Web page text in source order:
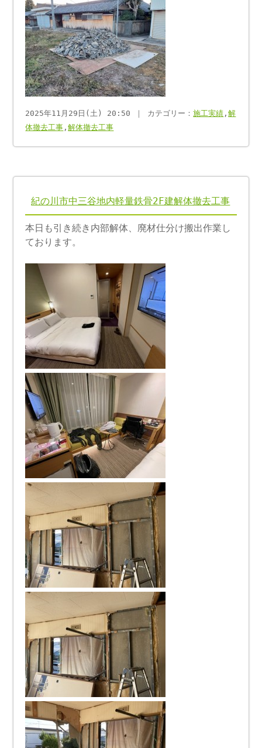
2025年11月29日(土) 20:50 ｜ カテゴリー：施工実績 ,解
体撤去工事 ,解体撤去工事
紀の川市中三谷地内軽量鉄骨2F建解体撤去工事
本日も引き続き内部解体、廃材仕分け搬出作業し
ております。